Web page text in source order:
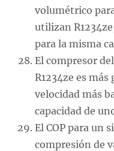
volumétrico
utilizan
para la misma
El compresor
R1234ze es
velocidad más
capacidad de
El COP para un
compresión de